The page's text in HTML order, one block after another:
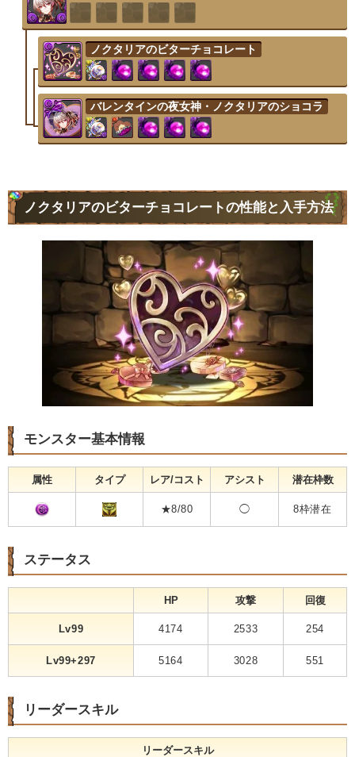
ノクタリアのビターチョコレート
バレンタインの夜女神・ノクタリアのショコラ
ノクタリアのビターチョコレートの性能と入手方法
モンスター基本情報
属性 タイプ レア/コスト アシスト 潜在枠数
★8/80 ◯ 8枠潜在
ステータス
HP 攻撃 回復
Lv99 4174 2533 254
Lv99+297 5164 3028 551
リーダースキル
リーダースキル